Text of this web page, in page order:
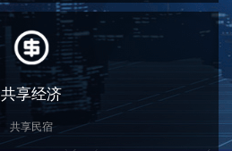
共享经济
共享民宿